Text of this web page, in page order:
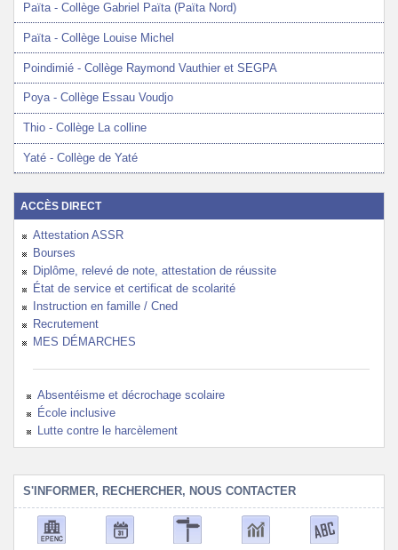
Païta - Collège Gabriel Païta (Païta Nord)
Païta - Collège Louise Michel
Poindimié - Collège Raymond Vauthier et SEGPA
Poya - Collège Essau Voudjo
Thio - Collège La colline
Yaté - Collège de Yaté
ACCÈS DIRECT
Attestation ASSR
Bourses
Diplôme, relevé de note, attestation de réussite
État de service et certificat de scolarité
Instruction en famille / Cned
Recrutement
MES DÉMARCHES
Absentéisme et décrochage scolaire
École inclusive
Lutte contre le harcèlement
S'INFORMER, RECHERCHER, NOUS CONTACTER